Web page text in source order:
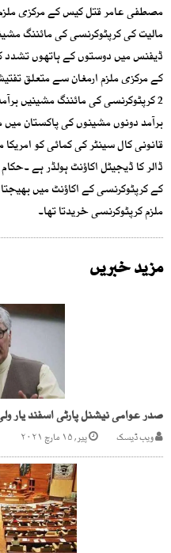
مصطفی عامر قتل کیس کے مرکزی
مالیت کی کرپٹوکرنسی کی مائننگ
ڈیفنس میں دوستوں کے ہاتھوں
کے مرکزی ملزم ارمغان سے متعلق
2 کرپٹوکرنسی کی مائننگ مشینیں
قانونی کال سینٹر کی کمائی کو
ڈالر کا ڈیجیٹل اکاؤنٹ ہولڈر ہے
کے کرپٹوکرنسی کے اکاؤنٹ میں
ملزم کرپٹوکرنسی خریدتا تھا۔
مزید خبریں
صدر عوامی نیشنل پارٹی اسفند یار
ویب ڈیسک پیر, ۱۵ مارچ ۲۰۲۱